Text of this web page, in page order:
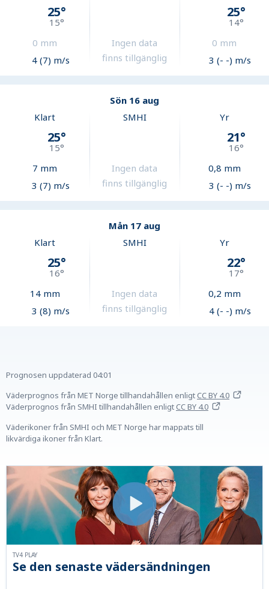
25°
15°
0 mm
4 (7) m/s
Ingen data
finns tillgänglig
25°
14°
0 mm
3 (- -) m/s
Sön 16 aug
Klart
25°
15°
7 mm
3 (7) m/s
SMHI
Ingen data
finns tillgänglig
Yr
21°
16°
0,8 mm
3 (- -) m/s
Mån 17 aug
Klart
25°
16°
14mm
3 (8) m/s
SMHI
Ingen data
finns tillgänglig
Yr
22°
17°
0,2 mm
4 (- -) m/s
Prognosen uppdaterad 04:01
Väderprognos från MET Norge tillhandahållen enligtCC BY 4.0
Väderprognos från SMHI tillhandahållen enligtCC BY 4.0
Väderikoner från SMHI och MET Norge har mappats till
likvärdiga ikoner från Klart.
Se den senaste vädersändningen
TV4 PLAY